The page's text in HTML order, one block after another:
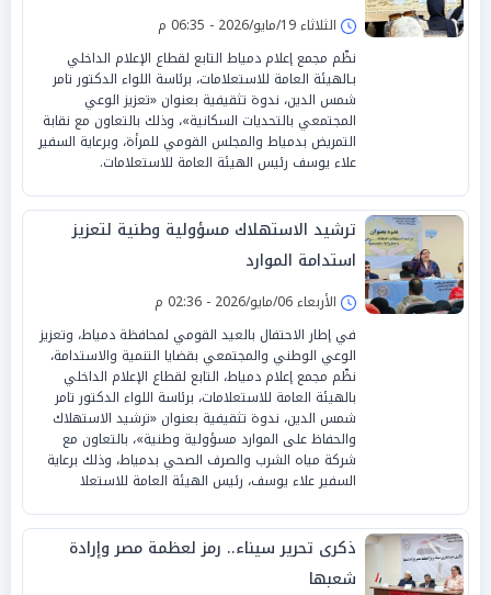
الثلاثاء 19/مايو/2026 - 06:35 م
نظّم مجمع إعلام دمياط التابع لقطاع الإعلام الداخلي
بـالهيئة العامة للاستعلامات، برئاسة اللواء الدكتور تامر
شمس الدين، ندوة تثقيفية بعنوان «تعزيز الوعي
المجتمعي بالتحديات السكانية»، وذلك بالتعاون مع نقابة
التمريض بدمياط والمجلس القومي للمرأة، وبرعاية السفير
علاء يوسف رئيس الهيئة العامة للاستعلامات.
ترشيد الاستهلاك مسؤولية وطنية لتعزيز
استدامة الموارد
الأربعاء 06/مايو/2026 - 02:36 م
في إطار الاحتفال بالعيد القومي لمحافظة دمياط، وتعزيز
الوعي الوطني والمجتمعي بقضايا التنمية والاستدامة،
نظّم مجمع إعلام دمياط، التابع لقطاع الإعلام الداخلي
بالهيئة العامة للاستعلامات، برئاسة اللواء الدكتور تامر
شمس الدين، ندوة تثقيفية بعنوان «ترشيد الاستهلاك
والحفاظ على الموارد مسؤولية وطنية»، بالتعاون مع
شركة مياه الشرب والصرف الصحي بدمياط، وذلك برعاية
السفير علاء يوسف، رئيس الهيئة العامة للاستعلا
ذكرى تحرير سيناء.. رمز لعظمة مصر وإرادة
شعبها